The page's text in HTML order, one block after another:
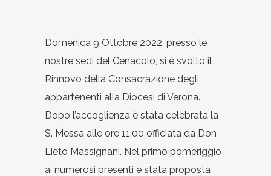
Domenica 9 Ottobre 2022, presso le
nostre sedi del Cenacolo, si è svolto il
Rinnovo della Consacrazione degli
appartenenti alla Diocesi di Verona.
Dopo l’accoglienza è stata celebrata la
S. Messa alle ore 11.00 officiata da Don
Lieto Massignani. Nel primo pomeriggio
ai numerosi presenti è stata proposta